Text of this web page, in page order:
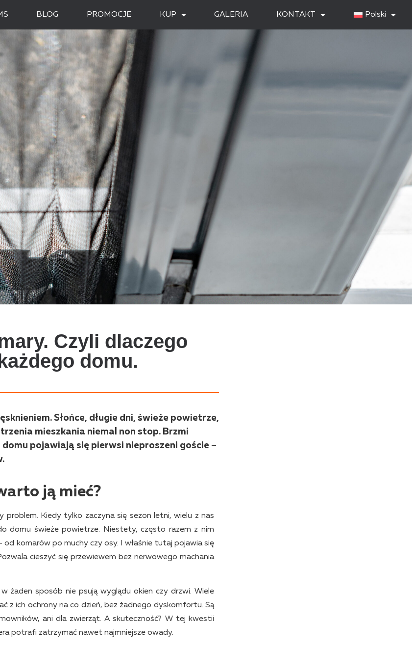
BLOG PROMOCJE KUP GALERIA KONTAKT Polski
Czyli dlaczego
domu.
Słońce, długie dni, świeże powietrze,
mieszkania niemal non stop. Brzmi
pojawiają się pierwsi nieproszeni goście –
ją mieć?
Kiedy tylko zaczyna się sezon letni, wielu z nas
domu świeże powietrze. Niestety, często razem z nim
komarów po muchy czy osy. I właśnie tutaj pojawia się
cieszyć się przewiewem bez nerwowego machania
żaden sposób nie psują wyglądu okien czy drzwi. Wiele
z ich ochrony na co dzień, bez żadnego dyskomfortu. Są
ani dla zwierząt. A skuteczność? W tej kwestii
potrafi zatrzymać nawet najmniejsze owady.